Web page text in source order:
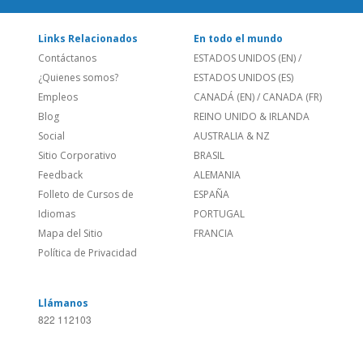
Links Relacionados
Contáctanos
¿Quienes somos?
Empleos
Blog
Social
Sitio Corporativo
Feedback
Mapa del Sitio
En todo el mundo
ESTADOS UNIDOS (EN)
ESTADOS UNIDOS (ES)
CANADÁ (EN)
REINO UNIDO & IRLANDA
AUSTRALIA & NZ
BRASIL